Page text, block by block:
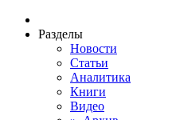
Разделы
Новости
Статьи
Аналитика
Книги
Видео